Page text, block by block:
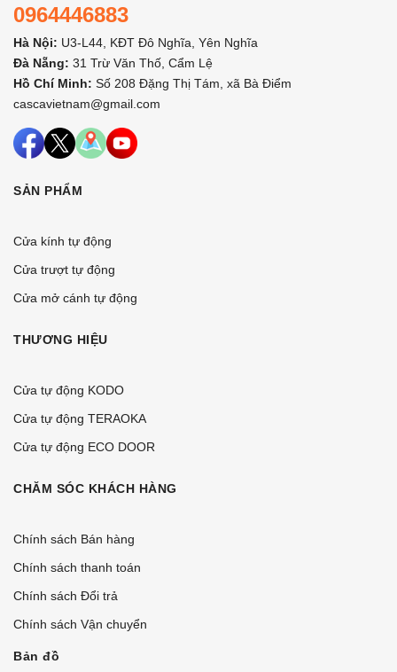
0964446883
Hà Nội: U3-L44, KĐT Đô Nghĩa, Yên Nghĩa
Đà Nẵng: 31 Trừ Văn Thố, Cẩm Lệ
Hồ Chí Minh: Số 208 Đặng Thị Tám, xã Bà Điểm
cascavietnam@gmail.com
SẢN PHẨM
Cửa kính tự động
Cửa trượt tự động
Cửa mở cánh tự động
THƯƠNG HIỆU
Cửa tự động KODO
Cửa tự động TERAOKA
Cửa tự động ECO DOOR
CHĂM SÓC KHÁCH HÀNG
Chính sách Bán hàng
Chính sách thanh toán
Chính sách Đổi trả
Chính sách Vận chuyển
Bản đồ